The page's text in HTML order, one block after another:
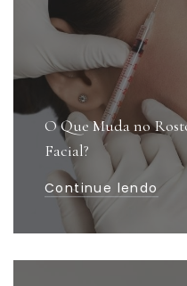
O Que Muda no
Facial?
Continue lendo